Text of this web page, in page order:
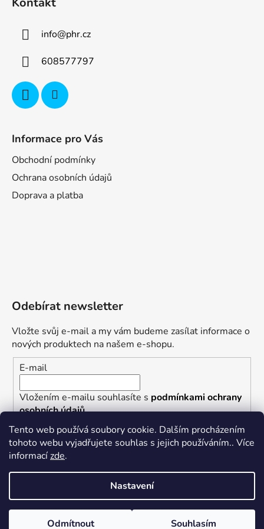
Tento web používá soubory cookie. Dalším procházením
tohoto webu vyjadřujete souhlas s jejich používáním.. Více
informacízde.
Nastavení
Odmítnout Souhlasím
info@phr.cz
608577797
Informace pro Vás
Obchodní podmínky
Ochrana osobních údajů
Doprava a platba
Odebírat newsletter
Vložte svůj e-mail a my vám budeme zasílat informace o
nových produktech na našem e-shopu.
E-mail
Vložením e-mailu souhlasíte s podmínkami ochrany
osobních údajů
PŘIHLÁSIT SE
Vytvořil Shoptet
Nastavil tým EshopyUmíme.cz